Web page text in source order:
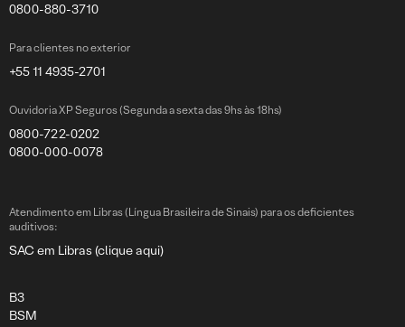
0800-880-3710
Para clientes no exterior
+55 11 4935-2701
Ouvidoria XP Seguros (Segunda a sexta das 9hs às 18hs)
0800-722-0202
0800-000-0078
Atendimento em Libras (Língua Brasileira de Sinais) para os deficientes
auditivos:
SAC em Libras (clique aqui)
B3
BSM